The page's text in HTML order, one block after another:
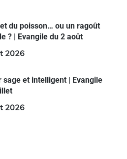
et du poisson… ou un ragoût
? | Evangile du 2 août
2026
sage et intelligent | Evangile
2026